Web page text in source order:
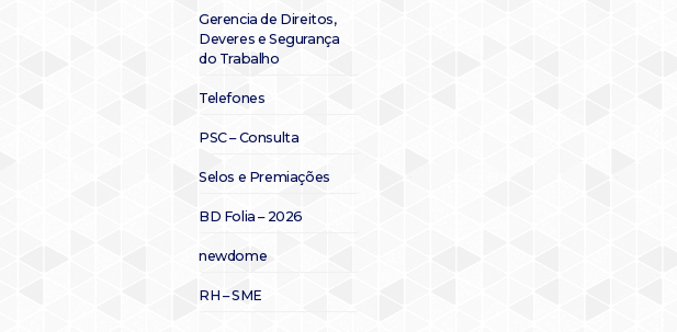
Gerencia de Direitos,
Deveres e Segurança
do Trabalho
Telefones
PSC – Consulta
Selos e Premiações
BD Folia – 2026
newdome
RH – SME